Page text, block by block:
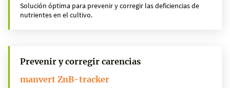
Solución óptima para prevenir y corregir las deficiencias de
nutrientes en el cultivo.
Prevenir y corregir carencias
manvert ZnB-tracker